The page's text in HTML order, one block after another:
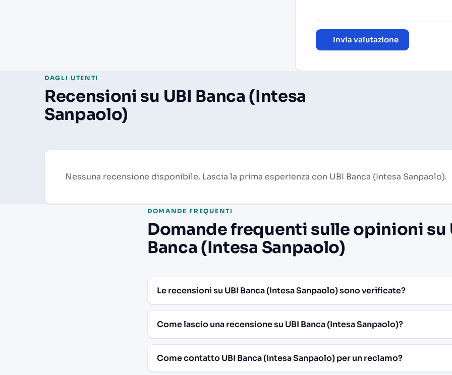
Invia valutazione
DAGLI UTENTI
Recensioni su UBI Banca (Intesa
Sanpaolo)
Nessuna recensione disponibile. Lascia la prima esperienza con UBI Banca (Intesa Sanpaolo).
DOMANDE FREQUENTI
Domande frequenti sulle opinioni su
Banca (Intesa Sanpaolo)
Le recensioni su UBI Banca (Intesa Sanpaolo) sono verificate?
Come lascio una recensione su UBI Banca (Intesa Sanpaolo)?
Come contatto UBI Banca (Intesa Sanpaolo) per un reclamo?